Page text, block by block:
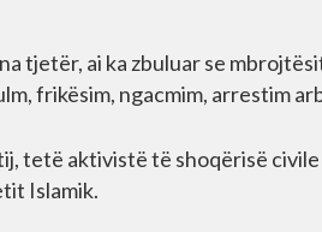
tjetër, ai ka zbuluar se
frikësim, ngacmim, arrestim
tetë aktivistë të shoqërisë
Islamik.